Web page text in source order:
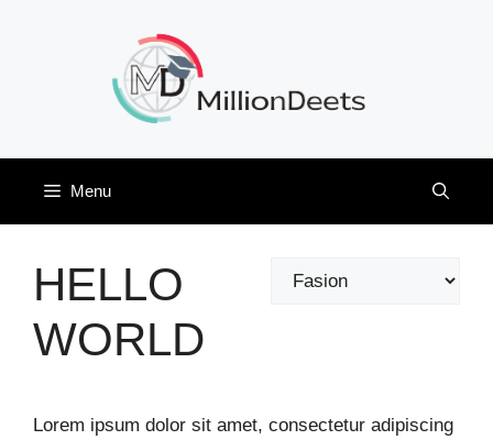
Menu
HELLO
WORLD
Categories
Lorem ipsum dolor sit amet, consectetur adipiscing